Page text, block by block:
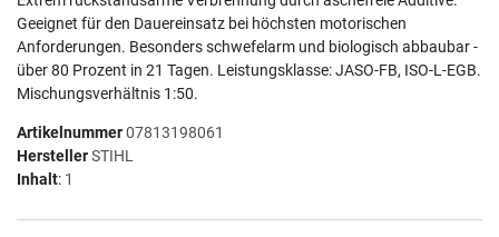
Geeignet für den Dauereinsatz bei höchsten motorischen
Anforderungen. Besonders schwefelarm und biologisch abbaubar -
über 80 Prozent in 21 Tagen. Leistungsklasse: JASO-FB, ISO-L-EGB.
Mischungsverhältnis 1:50.
Artikelnummer07813198061
HerstellerSTIHL
Inhalt: 1